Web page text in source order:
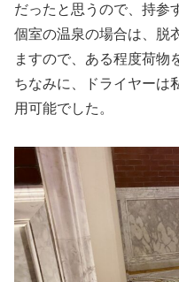
だったと思うので、持参
個室の温泉の場合は、脱
ますので、ある程度荷物
ちなみに、ドライヤーは
用可能でした。